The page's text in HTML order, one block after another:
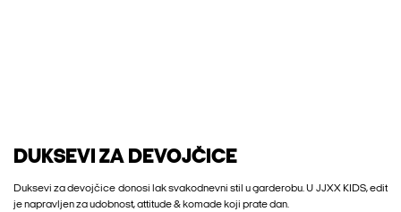
DUKSEVI ZA DEVOJČICE
Duksevi za devojčice donosi lak svakodnevni stil u garderobu. U JJXX KIDS, edit
je napravljen za udobnost, attitude & komade koji prate dan.